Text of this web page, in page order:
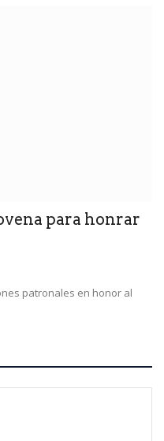
para honrar
patronales en honor al